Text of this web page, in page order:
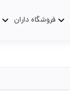
فروشگاه داران